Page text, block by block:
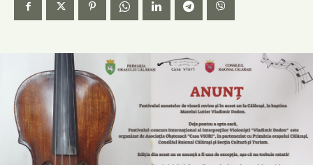
Vinării
Patrimoniu
Produs Acasă